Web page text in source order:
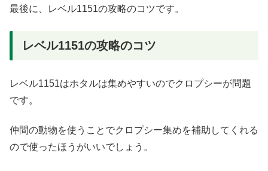
最後に、レベル1151の攻略のコツです。
レベル1151の攻略のコツ
レベル1151はホタルは集めやすいのでクロプシーが問題
です。
仲間の動物を使うことでクロプシー集めを補助してくれる
ので使ったほうがいいでしょう。